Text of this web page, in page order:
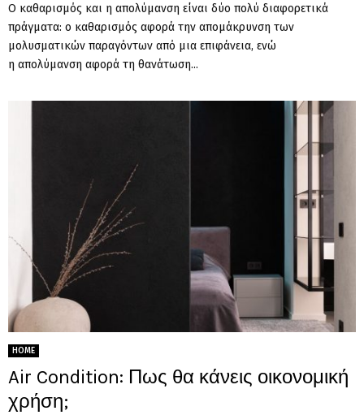
Ο καθαρισμός και η απολύμανση είναι δύο πολύ διαφορετικά
πράγματα: ο καθαρισμός αφορά την απομάκρυνση των
μολυσματικών παραγόντων από μια επιφάνεια, ενώ
η απολύμανση αφορά τη θανάτωση...
HOME
Air Condition: Πως θα κάνεις οικονομική
χρήση;